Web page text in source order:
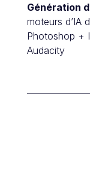
Génération
moteurs d’IA
Photoshop +
Audacity